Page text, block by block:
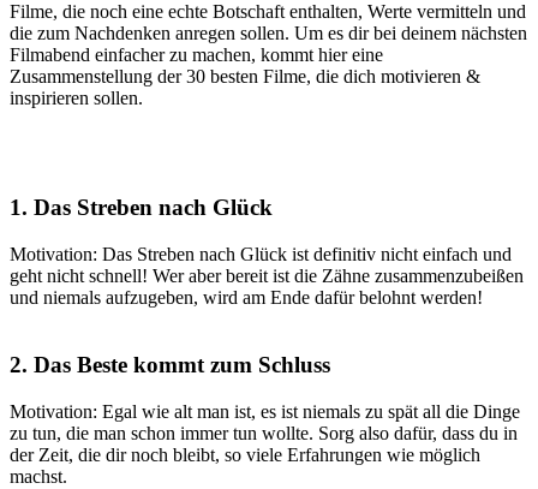
Filme, die noch eine echte Botschaft enthalten, Werte vermitteln und
die zum Nachdenken anregen sollen. Um es dir bei deinem nächsten
Filmabend einfacher zu machen, kommt hier eine
Zusammenstellung der 30 besten Filme, die dich motivieren &
inspirieren sollen.
1. Das Streben nach Glück
Motivation: Das Streben nach Glück ist definitiv nicht einfach und
geht nicht schnell! Wer aber bereit ist die Zähne zusammenzubeißen
und niemals aufzugeben, wird am Ende dafür belohnt werden!
2. Das Beste kommt zum Schluss
Motivation: Egal wie alt man ist, es ist niemals zu spät all die Dinge
zu tun, die man schon immer tun wollte. Sorg also dafür, dass du in
der Zeit, die dir noch bleibt, so viele Erfahrungen wie möglich
machst.